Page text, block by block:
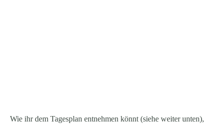
Wie ihr dem Tagesplan entnehmen könnt (siehe weiter unten),